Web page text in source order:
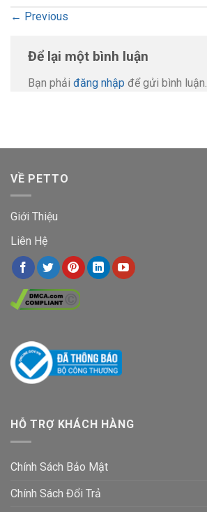
← Previous
Để lại một bình luận
Bạn phải đăng nhập để gửi bình luận.
VỀ PETTO
Giới Thiệu
Liên Hệ
HỖ TRỢ KHÁCH HÀNG
Chính Sách Bảo Mật
Chính Sách Đổi Trả